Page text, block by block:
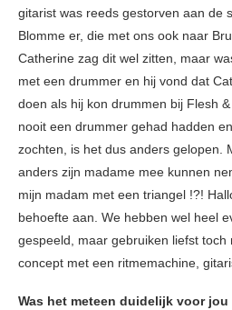
gitarist was reeds gestorven aan de
Blomme er, die met ons ook naar
Catherine zag dit wel zitten, maar
met een drummer en hij vond dat
doen als hij kon drummen bij Flesh
nooit een drummer gehad hadden
zochten, is het dus anders gelopen.
anders zijn madame mee kunnen
mijn madam met een triangel !?!
behoefte aan. We hebben wel heel
gespeeld, maar gebruiken liefst
concept met een ritmemachine,
Was het meteen duidelijk voor